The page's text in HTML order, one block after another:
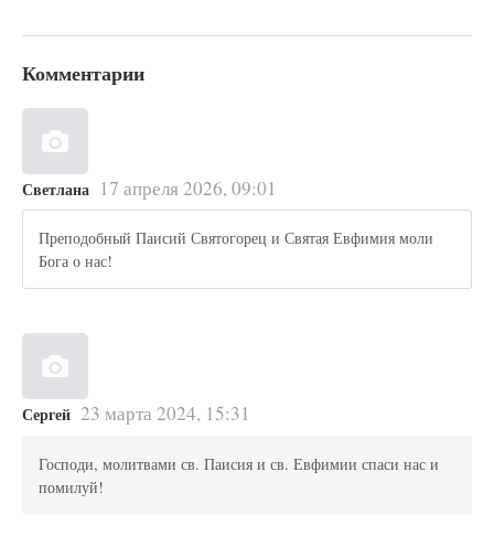
Комментарии
Светлана 17 апреля 2026, 09:01
Преподобный Паисий Святогорец и Святая Евфимия моли
Бога о нас!
Сергей 23 марта 2024, 15:31
Господи, молитвами св. Паисия и св. Евфимии спаси нас и
помилуй!